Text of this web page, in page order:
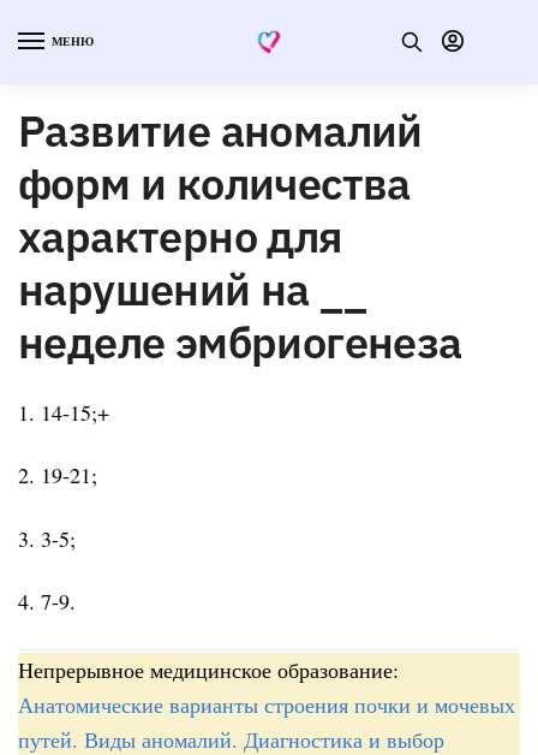
МЕНЮ
Развитие аномалий
форм и количества
характерно для
нарушений на __
неделе эмбриогенеза
1. 14-15;+
2. 19-21;
3. 3-5;
4. 7-9.
Непрерывное медицинское образование:
Анатомические варианты строения почки и мочевых
путей. Виды аномалий. Диагностика и выбор